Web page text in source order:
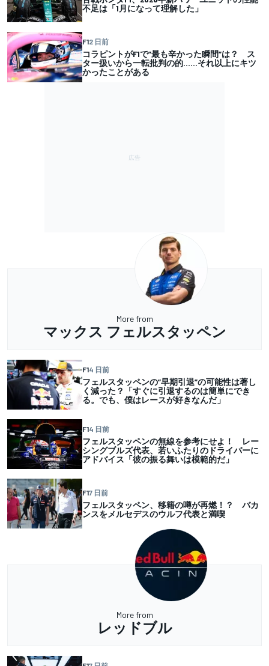
不足は「1月になって理解した」
F12 日前
コラピントがF1で”最も辛かった瞬間”は？ ス
ター扱いから一転批判の的……それ以上にキツ
かったことがある
More from
マックス フェルスタッペン
F14 日前
フェルスタッペンの”早期引退”の可能性は著し
く減った？「すぐに引退するのは簡単にでき
る。でも、僕はレースが好きなんだ」
F14 日前
フェルスタッペンの無線を参考にせよ！ レー
シングブルズ代表、若いふたりのドライバーに
アドバイス「彼の振る舞いは模範的だ」
F17 日前
フェルスタッペン、移籍の噂が再燃！？ バカ
ンスをメルセデスのウルフ代表と満喫
More from
レッドブル